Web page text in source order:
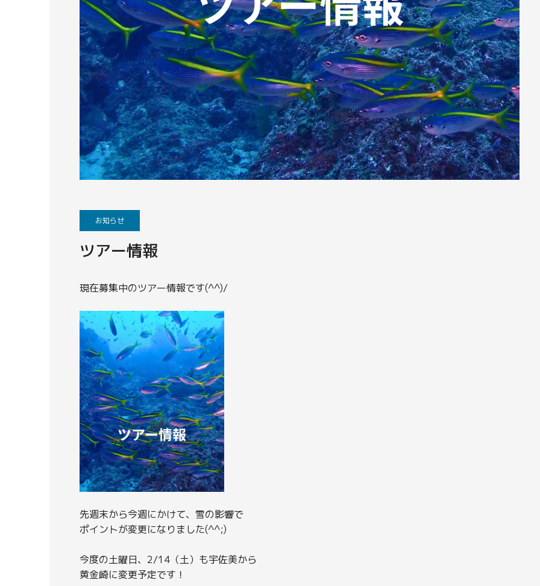
お知らせ
ツアー情報
現在募集中のツアー情報です(^^)/
先週末から今週にかけて、雪の影響で
ポイントが変更になりました(^^;)
今度の土曜日、2/14（土）も宇佐美から
黄金崎に変更予定です！